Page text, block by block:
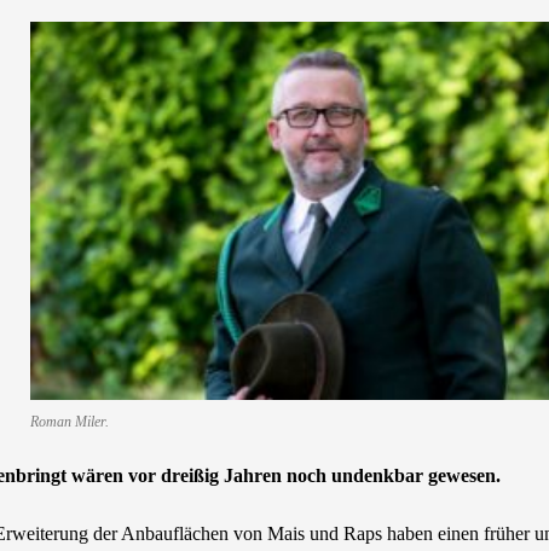
Roman Miler.
wären vor dreißig Jahren noch undenkbar gewesen.
der Anbauflächen von Mais und Raps haben einen früher